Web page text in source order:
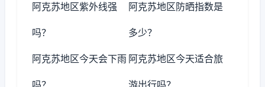
阿克苏地区紫外线强
吗？
阿克苏地区防晒指数是
多少？
阿克苏地区今天会下雨
吗？
阿克苏地区今天适合旅
游出行吗？